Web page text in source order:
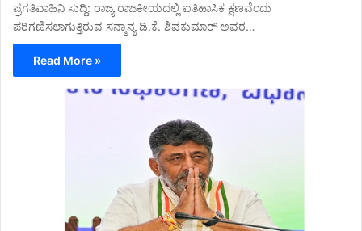
ಪ್ರಗತಿವಾಹಿನಿ ಸುದ್ದಿ: ರಾಜ್ಯ ರಾಜಕೀಯದಲ್ಲಿ ಐತಿಹಾಸಿಕ ಕ್ಷಣವೆಂದು
ಪರಿಗಣಿಸಲಾಗುತ್ತಿರುವ ಸನ್ಮಾನ್ಯ ಡಿ.ಕೆ. ಶಿವಕುಮಾರ್ ಅವರ…
Read More »